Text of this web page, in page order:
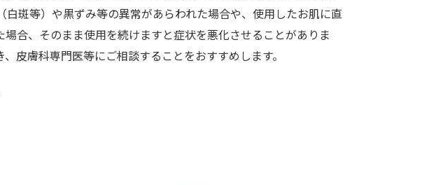
斑等）や黒ずみ等の異常があらわれた場合や、使用したお肌に直
合、そのまま使用を続けますと症状を悪化させることがありま
皮膚科専門医等にご相談することをおすすめします。